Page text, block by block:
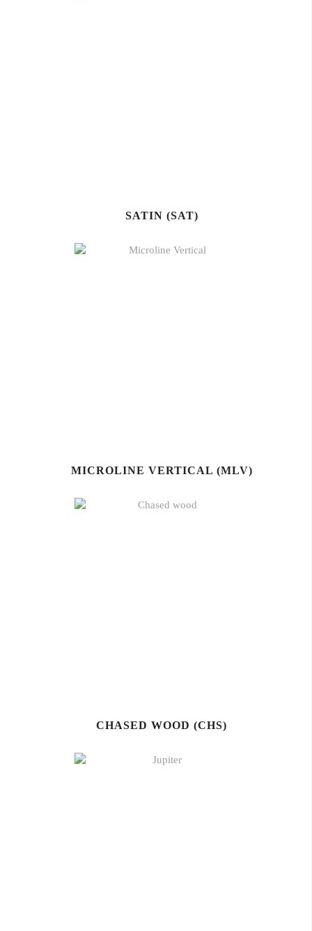
SATIN (SAT)
MICROLINE VERTICAL (MLV)
CHASED WOOD (CHS)